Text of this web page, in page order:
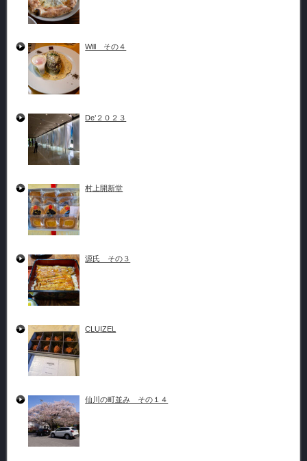
Will その４
De’２０２３
村上開新堂
源氏 その３
CLUIZEL
仙川の町並み その１４